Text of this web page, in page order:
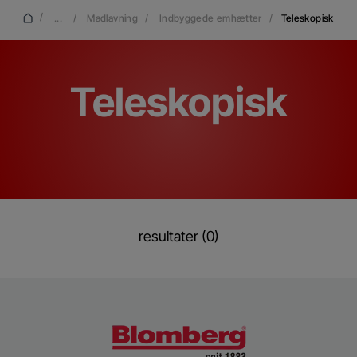
/ ... / Madlavning / Indbyggede emhætter / Teleskopisk
Teleskopisk
resultater (0)